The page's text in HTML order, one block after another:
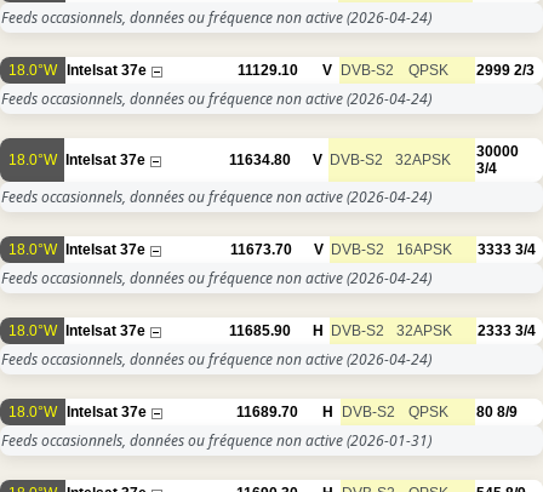
Feeds occasionnels, données ou fréquence non active(2026-04-24)
18.0°W Intelsat 37e 11129.10 V DVB-S2 QPSK 2999 2/3
Feeds occasionnels, données ou fréquence non active(2026-04-24)
18.0°W Intelsat 37e 11634.80 V DVB-S2 32APSK
30000
3/4
Feeds occasionnels, données ou fréquence non active(2026-04-24)
18.0°W Intelsat 37e 11673.70 V DVB-S2 16APSK 3333 3/4
Feeds occasionnels, données ou fréquence non active(2026-04-24)
18.0°W Intelsat 37e 11685.90 H DVB-S2 32APSK 2333 3/4
Feeds occasionnels, données ou fréquence non active(2026-04-24)
18.0°W Intelsat 37e 11689.70 H DVB-S2 QPSK 80 8/9
Feeds occasionnels, données ou fréquence non active(2026-01-31)